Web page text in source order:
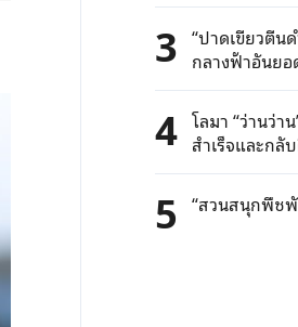
3 “ปาดเขียวตีน
กลางฟ้าอันยอ
4 โลมา “ว่านว่า
สำเร็จและกลั
หว่านหนิง ม
5